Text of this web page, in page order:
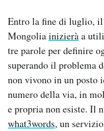
SHOP
CALENDARIO
AREA PERSONALE
Area Personale
Newsletter
Entro la fine di luglio,
Mongoliainizieràa
tre parole per definire
superando il problema
non vivono in un posto
numero della via, in
e propria non esiste. Il
what3words, un